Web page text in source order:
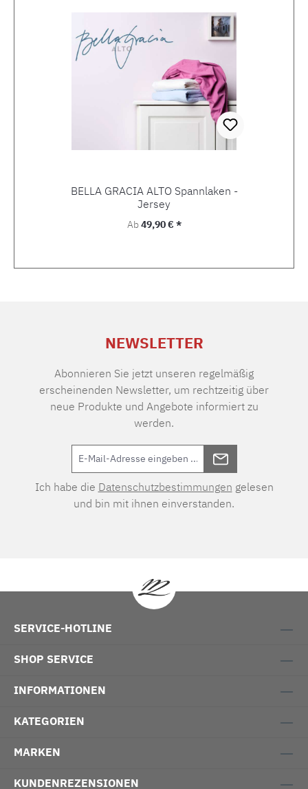
BELLA GRACIA ALTO Spannlaken -
Jersey
Regulärer Preis:
Ab49,90 € *
NEWSLETTER
Abonnieren Sie jetzt unseren regelmäßig
erscheinenden Newsletter, um rechtzeitig über
neue Produkte und Angebote informiert zu
werden.
Ich habe die Datenschutzbestimmungen gelesen
und bin mit ihnen einverstanden.
SERVICE-HOTLINE
SHOP SERVICE
INFORMATIONEN
KATEGORIEN
MARKEN
KUNDENREZENSIONEN